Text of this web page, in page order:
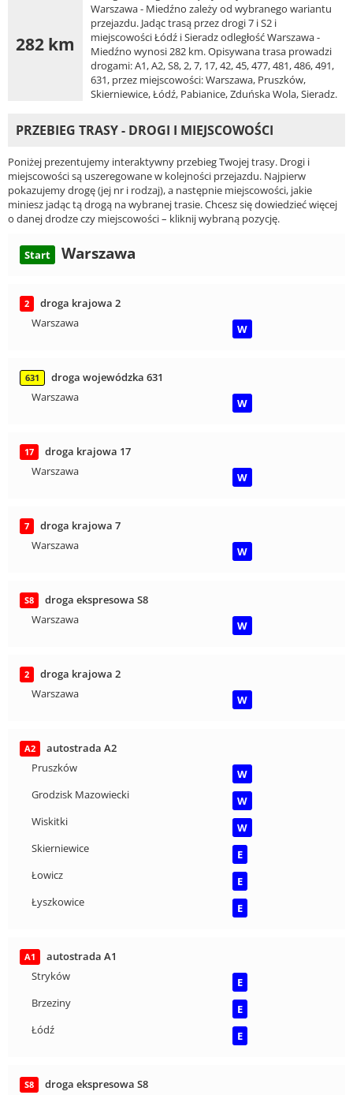
282 km
Warszawa - Miedźno zależy od wybranego wariantu
przejazdu. Jadąc trasą przez drogi 7 i S2 i
miejscowości Łódź i Sieradz odległość Warszawa -
Miedźno wynosi 282 km. Opisywana trasa prowadzi
drogami: A1, A2, S8, 2, 7, 17, 42, 45, 477, 481, 486, 491,
631, przez miejscowości: Warszawa, Pruszków,
Skierniewice, Łódź, Pabianice, Zduńska Wola, Sieradz.
PRZEBIEG TRASY - DROGI I MIEJSCOWOŚCI
Poniżej prezentujemy interaktywny przebieg Twojej trasy. Drogi i
miejscowości są uszeregowane w kolejności przejazdu. Najpierw
pokazujemy drogę (jej nr i rodzaj), a następnie miejscowości, jakie
miniesz jadąc tą drogą na wybranej trasie. Chcesz się dowiedzieć więcej
o danej drodze czy miejscowości – kliknij wybraną pozycję.
Start Warszawa
2
droga krajowa 2
Warszawa
W
631
droga wojewódzka 631
Warszawa
W
17
droga krajowa 17
Warszawa
W
7
droga krajowa 7
Warszawa
W
S8
droga ekspresowa S8
Warszawa
W
2
droga krajowa 2
Warszawa
W
A2
autostrada A2
Pruszków
W
Grodzisk Mazowiecki
W
Wiskitki
W
Skierniewice
E
Łowicz
E
Łyszkowice
E
A1
autostrada A1
Stryków
E
Brzeziny
E
Łódź
E
S8
droga ekspresowa S8